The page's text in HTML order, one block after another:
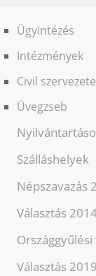
Ügyintézés
Intézmények
Civil
Üvegzseb
Szálláshelyek
Népszavazás
Választás
Választás 2019